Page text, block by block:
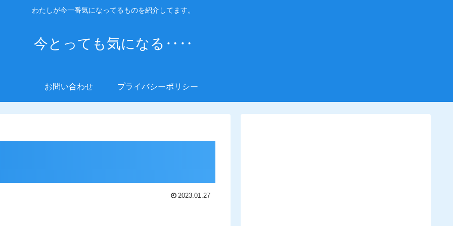
わたしが今一番気になってるものを紹介してます。
今とっても気になる‥‥
お問い合わせ プライバシーポリシー
2023.01.27